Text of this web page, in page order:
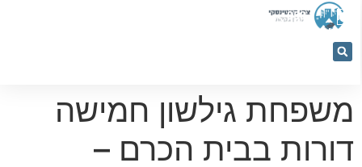
053-
5366884
משפחת גילשון חמישה
דורות בבית הכרם –